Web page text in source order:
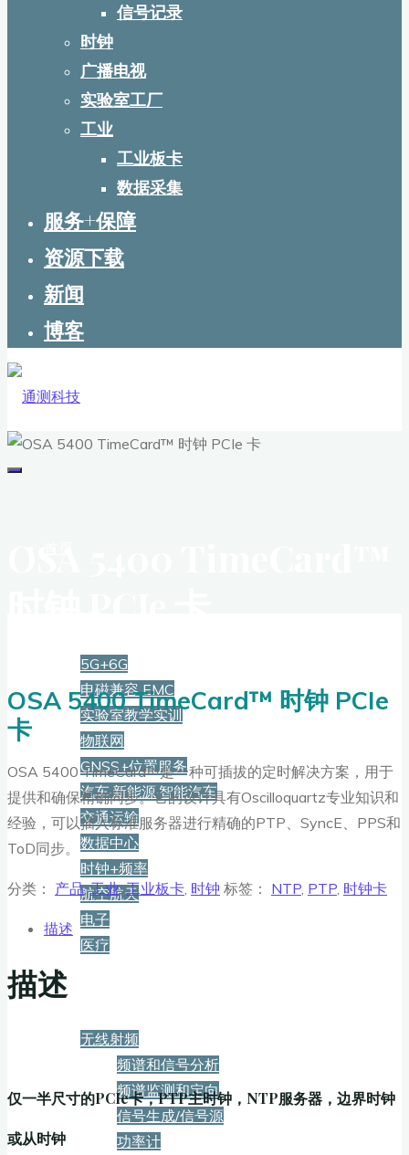
信号记录
时钟
广播电视
实验室工厂
工业
工业板卡
数据采集
服务+保障
资源下载
新闻
博客
5G+6G
电磁兼容 EMC
实验室教学实训
物联网
GNSS+位置服务
汽车·新能源·智能汽车
交通运输
数据中心
时钟+频率
航空航天
电子
医疗
产品
无线射频
频谱和信号分析
频谱监测和定向
信号生成/信号源
功率计
OSA 5400 TimeCard™ 时钟 PCIe
卡
OSA 5400 TimeCard™是一种可插拔的定时解决方案，用于
提供和确保精确同步。它的设计具有Oscilloquartz专业知识和
经验，可以插入标准服务器进行精确的PTP、SyncE、PPS和
ToD同步。
分类： 产品,工业,工业板卡 时钟 标签： NTP PTP 时钟卡
描述
描述
仅一半尺寸的PCIe卡，PTP主时钟，NTP服务器，边界时钟
或从时钟